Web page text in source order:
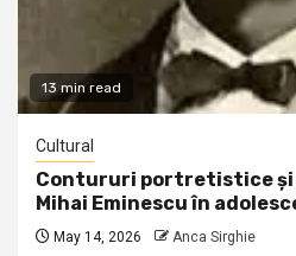
13 min read
Cultural
Contururi portretistice și
Mihai Eminescu în
May 14, 2026 Anca Sirghie